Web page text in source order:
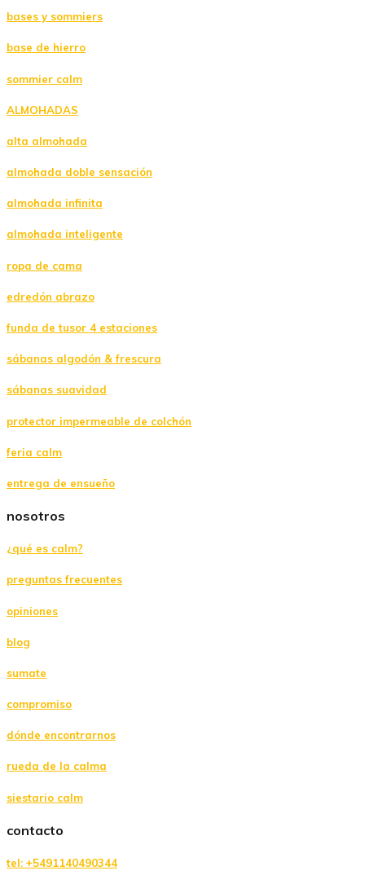
bases y sommiers
base de hierro
sommier calm
ALMOHADAS
alta almohada
almohada doble sensación
almohada infinita
almohada inteligente
ropa de cama
edredón abrazo
funda de tusor 4 estaciones
sábanas algodón & frescura
sábanas suavidad
protector impermeable de colchón
feria calm
entrega de ensueño
nosotros
¿qué es calm?
preguntas frecuentes
opiniones
blog
sumate
compromiso
dónde encontrarnos
rueda de la calma
siestario calm
contacto
tel: +5491140490344